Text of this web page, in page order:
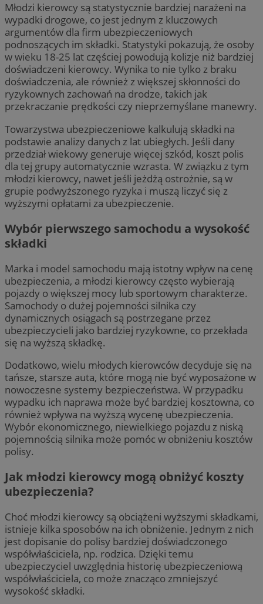
Młodzi kierowcy są statystycznie bardziej narażeni na
wypadki drogowe, co jest jednym z kluczowych
argumentów dla firm ubezpieczeniowych
podnoszących im składki. Statystyki pokazują, że osoby
w wieku 18-25 lat częściej powodują kolizje niż bardziej
doświadczeni kierowcy. Wynika to nie tylko z braku
doświadczenia, ale również z większej skłonności do
ryzykownych zachowań na drodze, takich jak
przekraczanie prędkości czy nieprzemyślane manewry.
Towarzystwa ubezpieczeniowe kalkulują składki na
podstawie analizy danych z lat ubiegłych. Jeśli dany
przedział wiekowy generuje więcej szkód, koszt polis
dla tej grupy automatycznie wzrasta. W związku z tym
młodzi kierowcy, nawet jeśli jeżdżą ostrożnie, są w
grupie podwyższonego ryzyka i muszą liczyć się z
wyższymi opłatami za ubezpieczenie.
Wybór pierwszego samochodu a wysokość
składki
Marka i model samochodu mają istotny wpływ na cenę
ubezpieczenia, a młodzi kierowcy często wybierają
pojazdy o większej mocy lub sportowym charakterze.
Samochody o dużej pojemności silnika czy
dynamicznych osiągach są postrzegane przez
ubezpieczycieli jako bardziej ryzykowne, co przekłada
się na wyższą składkę.
Dodatkowo, wielu młodych kierowców decyduje się na
tańsze, starsze auta, które mogą nie być wyposażone w
nowoczesne systemy bezpieczeństwa. W przypadku
wypadku ich naprawa może być bardziej kosztowna, co
również wpływa na wyższą wycenę ubezpieczenia.
Wybór ekonomicznego, niewielkiego pojazdu z niską
pojemnością silnika może pomóc w obniżeniu kosztów
polisy.
Jak młodzi kierowcy mogą obniżyć koszty
ubezpieczenia?
Choć młodzi kierowcy są obciążeni wyższymi składkami,
istnieje kilka sposobów na ich obniżenie. Jednym z nich
jest dopisanie do polisy bardziej doświadczonego
współwłaściciela, np. rodzica. Dzięki temu
ubezpieczyciel uwzględnia historię ubezpieczeniową
współwłaściciela, co może znacząco zmniejszyć
wysokość składki.